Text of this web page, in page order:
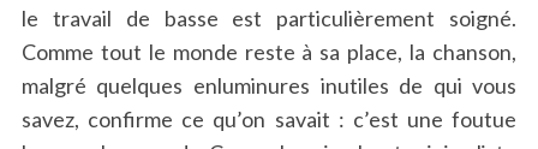
le travail de basse est particulièrement soigné.
Comme tout le monde reste à sa place, la chanson,
malgré quelques enluminures inutiles de qui vous
savez, confirme ce qu’on savait : c’est une foutue